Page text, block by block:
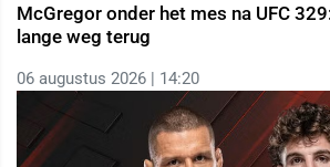
McGregor onder het mes na UFC
lange weg terug
06 augustus 2026 | 14:20